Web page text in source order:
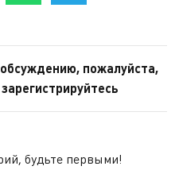
пожалуйста,
будьте первыми!